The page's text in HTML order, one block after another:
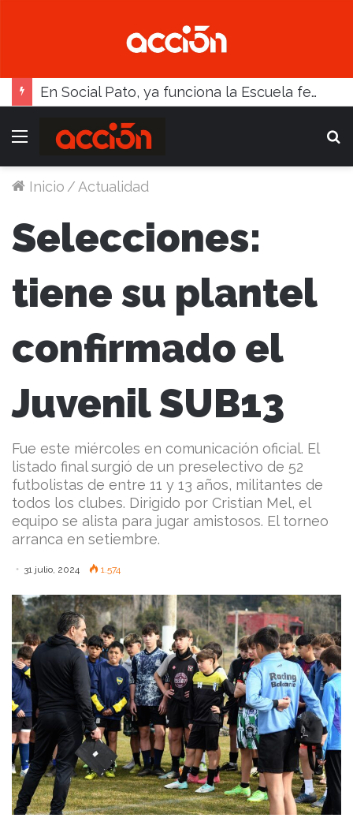
En Social Pato, ya funciona la Escuela femenina de paleta
Menú
Inicio /Actualidad
Selecciones:
tiene su plantel
confirmado el
Juvenil SUB13
Fue este miércoles en comunicación oficial. El
listado final surgió de un preselectivo de 52
futbolistas de entre 11 y 13 años, militantes de
todos los clubes. Dirigido por Cristian Mel, el
equipo se alista para jugar amistosos. El torneo
arranca en setiembre.
31 julio, 2024 1.574